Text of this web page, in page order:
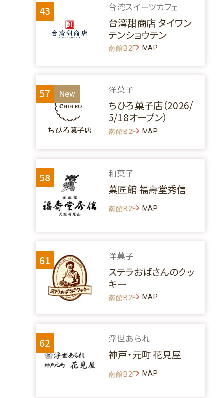
43 台湾スイーツカフェ
台湾甜商店 タイワン
テンショウテン
南館B2F MAP
57 洋菓子
ちひろ菓子店（2026/
5/18オープン）
南館B2F MAP
58 和菓子
菓匠館 福壽堂秀信
南館B2F MAP
61 洋菓子
ステラおばさんのクッ
キー
南館B2F MAP
62 浮世あられ
神戸・元町 花見屋
南館B2F MAP